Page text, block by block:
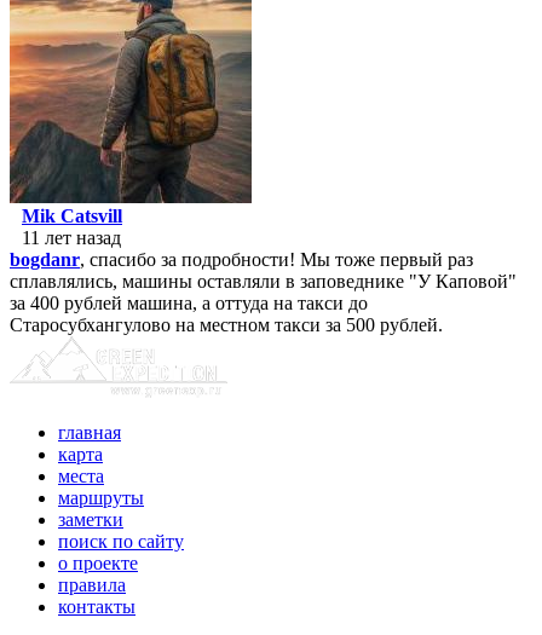
Mik Catsvill
11 лет назад
bogdanr, спасибо за подробности! Мы тоже первый раз
сплавлялись, машины оставляли в заповеднике "У Каповой"
за 400 рублей машина, а оттуда на такси до
Старосубхангулово на местном такси за 500 рублей.
главная
карта
места
маршруты
заметки
поиск по сайту
о проекте
правила
контакты